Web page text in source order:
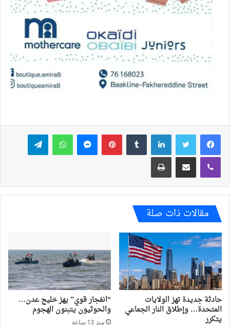
فيسبوك تويتر لينكدإن بينتيريستماسنجر واتساب تيلقرام
ڤايبر مشاركة عبر البريد طباعة
مقالات ذات صلة
حادثة جديدة تهز الولايات
المتحدة… وإطلاق النار الجماعي
يتكرر
“انفجار قوي” يهز خليج عدن…
والحوثيون يتبنون الهجوم
منذ 13 ساعة